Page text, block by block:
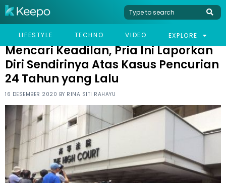
LIFESTYLE TECHNO VIDEO EXPLORE
HOME VIRAL
MENCARI KEADILAN, PRIA INI LAPORKAN DIRI SENDIRINYA ATAS
Mencari Keadilan, Pria Ini Laporkan
Diri Sendirinya Atas Kasus Pencurian
24 Tahun yang Lalu
16 DESEMBER 2020 BY RINA SITI RAHAYU